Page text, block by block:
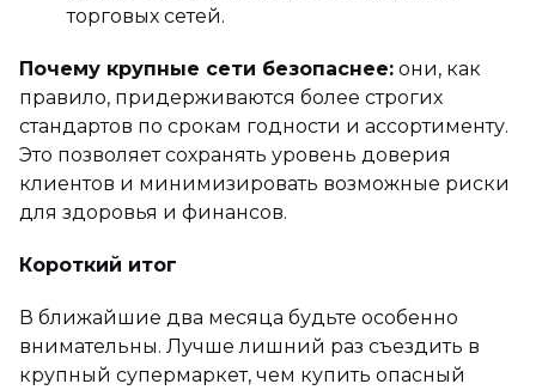
торговых сетей.
Почему крупные сети безопаснее: они, как
правило, придерживаются более строгих
стандартов по срокам годности и ассортименту.
Это позволяет сохранять уровень доверия
клиентов и минимизировать возможные риски
для здоровья и финансов.
Короткий итог
В ближайшие два месяца будьте особенно
внимательны. Лучше лишний раз съездить в
крупный супермаркет, чем купить опасный